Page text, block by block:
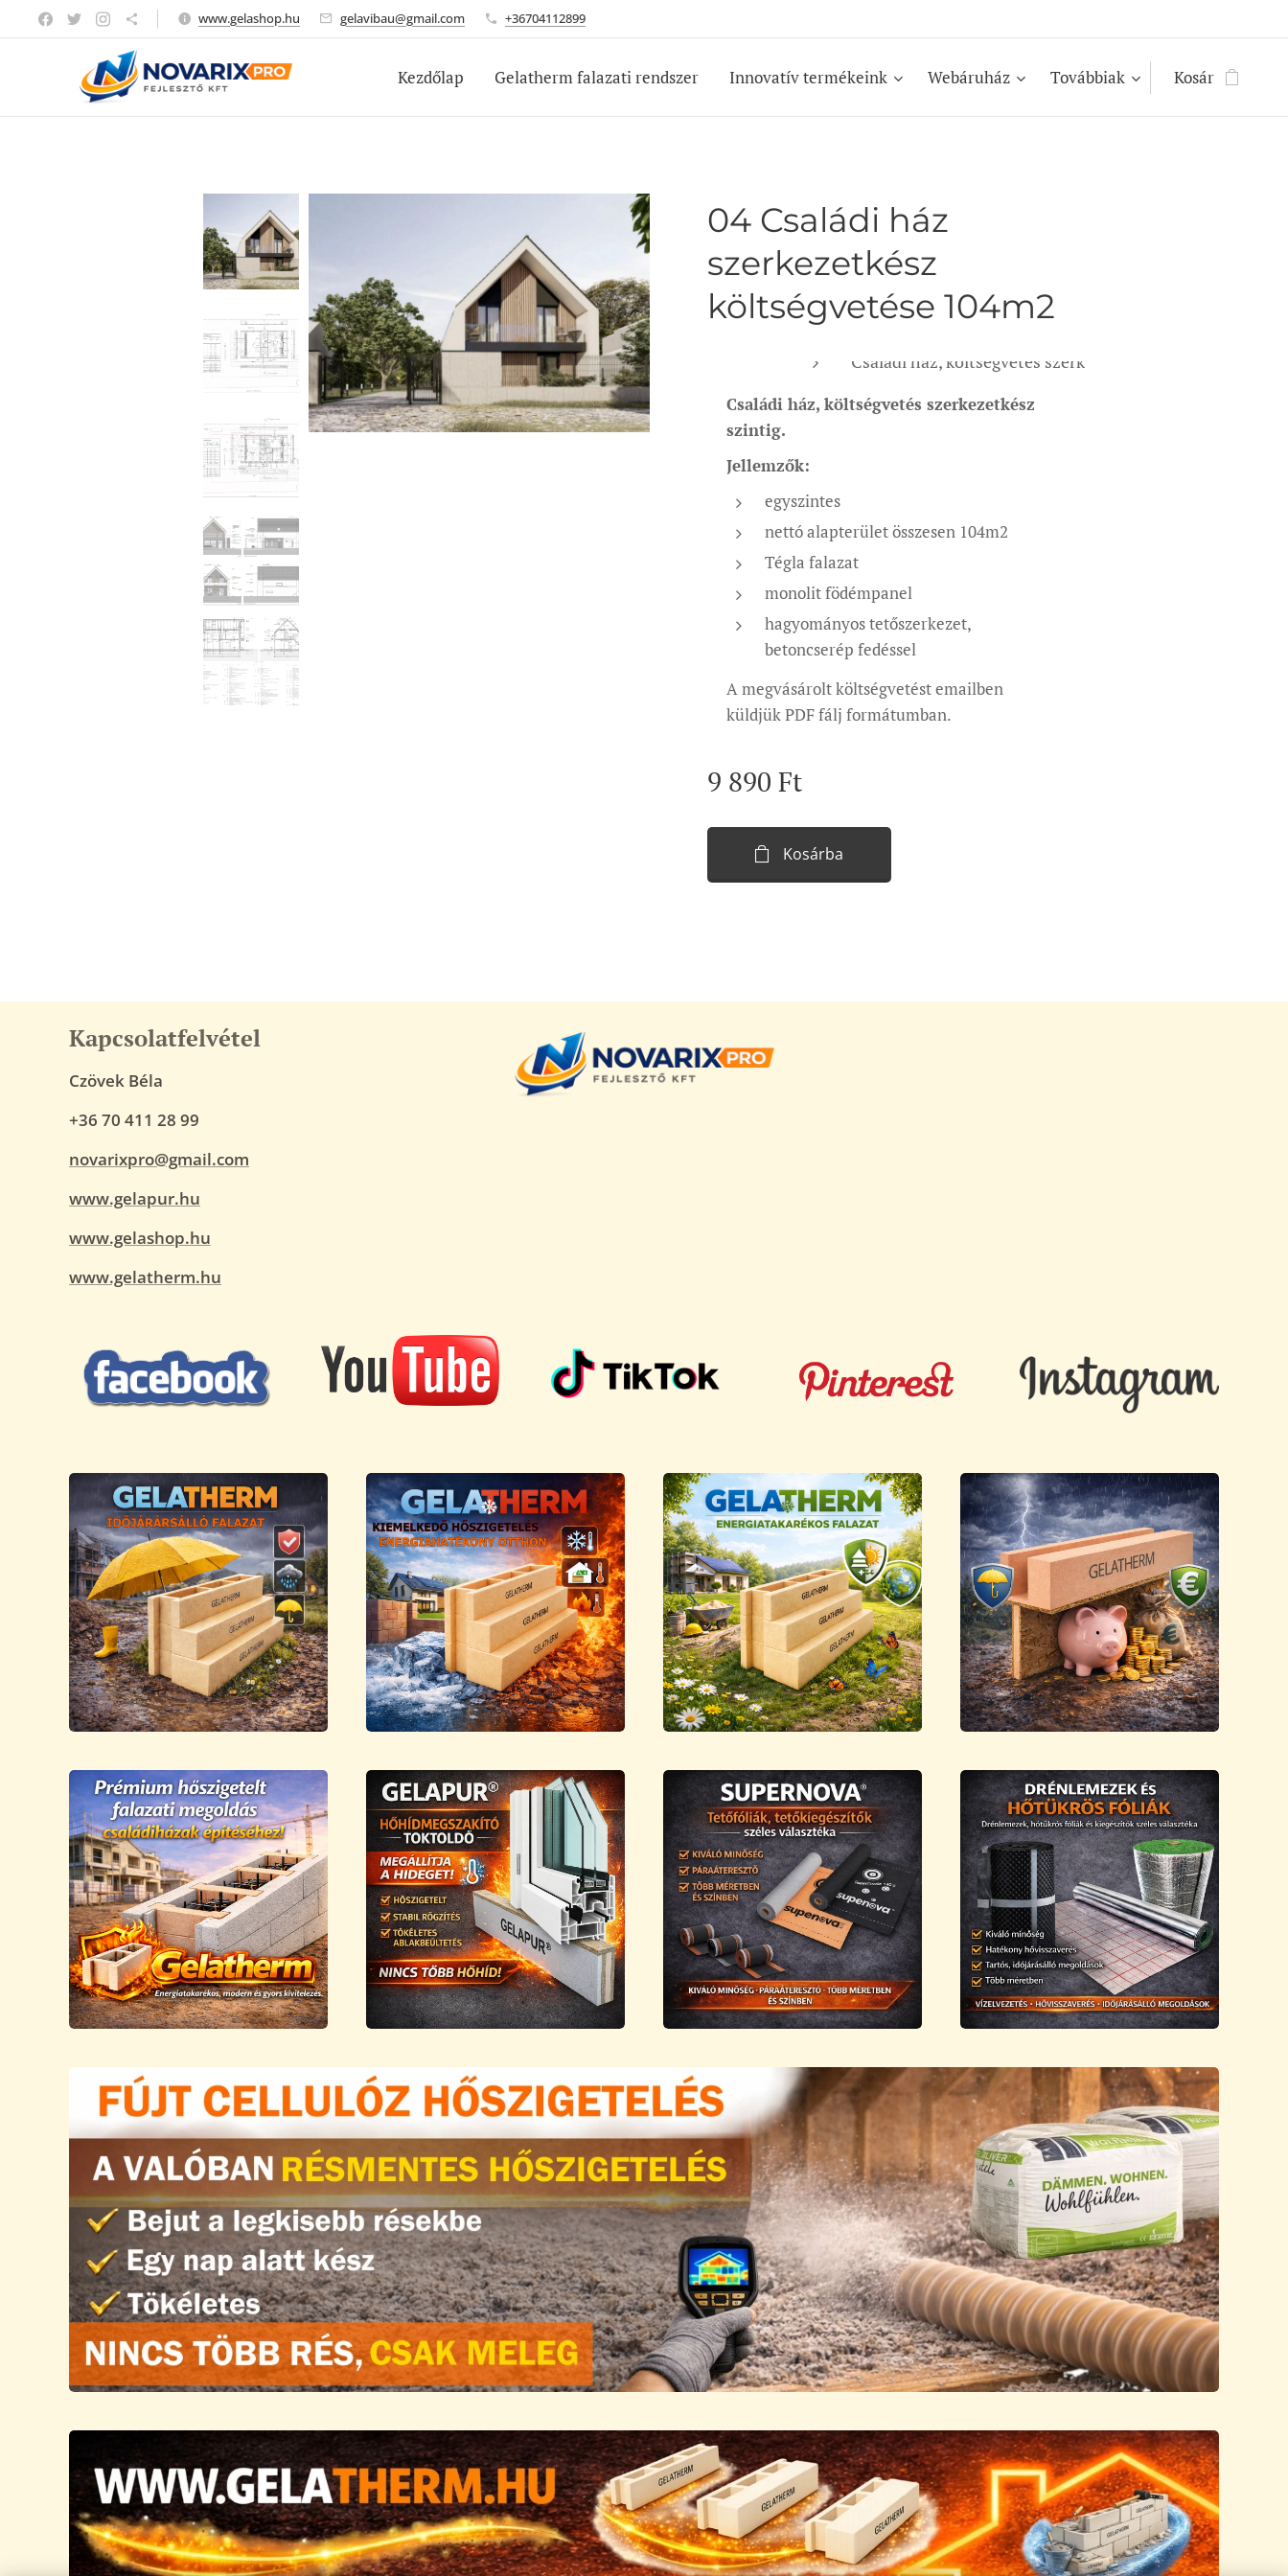
www.gelashop.hu gelavibau@gmail.com +36704112899
Kezdőlap Gelatherm falazati rendszer Innovatív termékeink Webáruház Továbbiak Kosár
04 Családi ház
szerkezetkész
költségvetése 104m2
Családi ház, költségvetés szerkezetkész szintig
Családi ház, költségvetés szerkezetkész
szintig.
Jellemzők:
egyszintes
nettó alapterület összesen 104m2
Tégla falazat
monolit födémpanel
hagyományos tetőszerkezet,
betoncserép fedéssel
A megvásárolt költségvetést emailben
küldjük PDF fálj formátumban.
9 890 Ft
Kosárba
Kapcsolatfelvétel
Czövek Béla
+36 70 411 28 99
novarixpro@gmail.com
www.gelapur.hu
www.gelashop.hu
www.gelatherm.hu